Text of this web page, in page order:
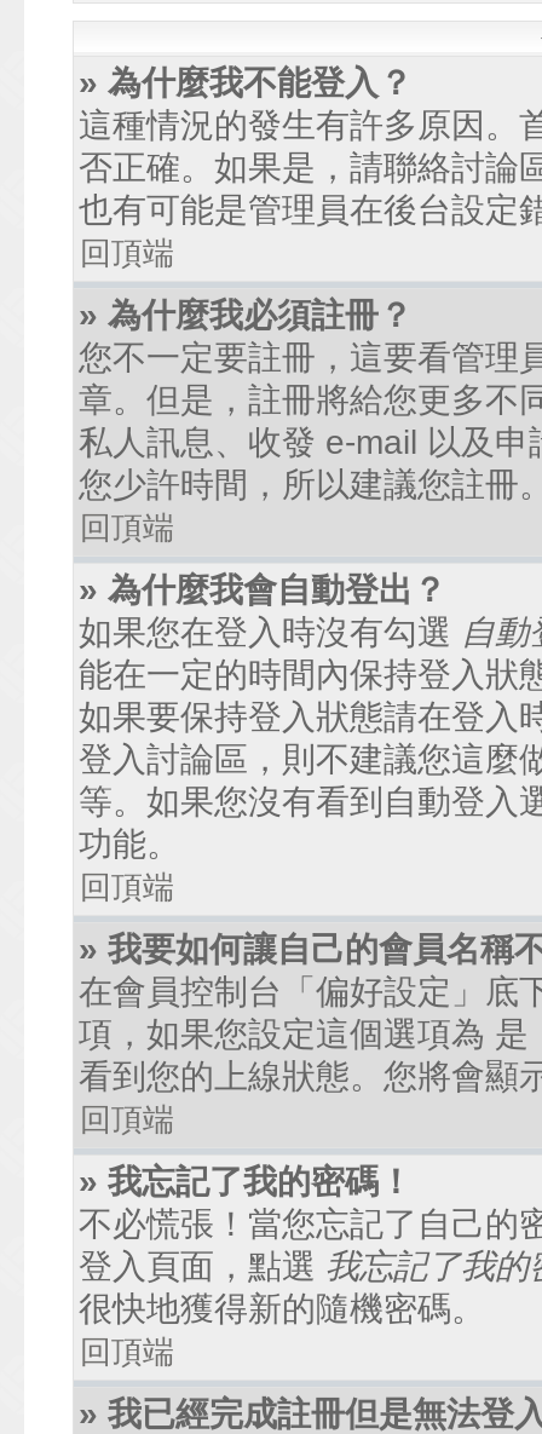
» 為什麼我不能登入？
這種情況的發生有許多原因。
否正確。如果是，請聯絡討論
也有可能是管理員在後台設定
回頂端
» 為什麼我必須註冊？
您不一定要註冊，這要看管理
章。但是，註冊將給您更多不
私人訊息、收發 e-mail 以及
您少許時間，所以建議您註冊
回頂端
» 為什麼我會自動登出？
如果您在登入時沒有勾選 自動
能在一定的時間內保持登入狀
如果要保持登入狀態請在登入
登入討論區，則不建議您這麼
等。如果您沒有看到自動登入
功能。
回頂端
» 我要如何讓自己的會員名稱
在會員控制台「偏好設定」底
項，如果您設定這個選項為 是
看到您的上線狀態。您將會顯
回頂端
» 我忘記了我的密碼！
不必慌張！當您忘記了自己的
登入頁面，點選 我忘記了我的
很快地獲得新的隨機密碼。
回頂端
» 我已經完成註冊但是無法登